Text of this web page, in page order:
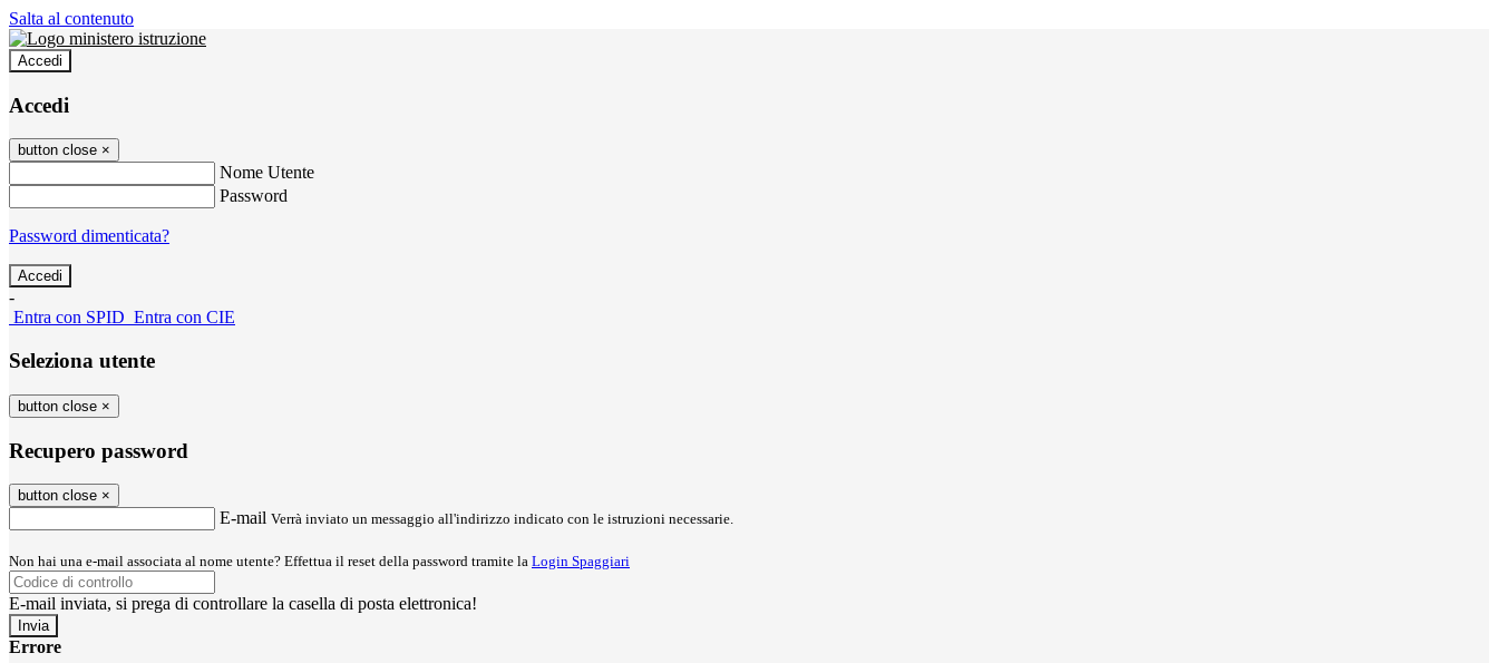
Salta al contenuto
Accedi
Accedi
button close ×
Nome Utente
Password
Password dimenticata?
-
Entra con SPID Entra con CIE
Seleziona utente
button close ×
Recupero password
button close ×
E-mail Verrà inviato un messaggio all'indirizzo indicato con le istruzioni necessarie.
Non hai una e-mail associata al nome utente? Effettua il reset della password tramite la Login Spaggiari
E-mail inviata, si prega di controllare la casella di posta elettronica!
Errore